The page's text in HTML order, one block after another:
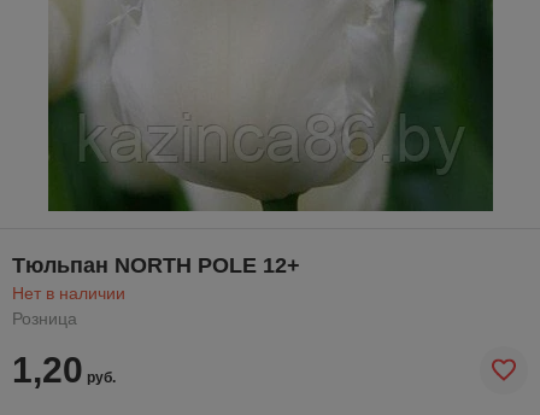
Тюльпан NORTH POLE 12+
Нет в наличии
Розница
1,20 руб.